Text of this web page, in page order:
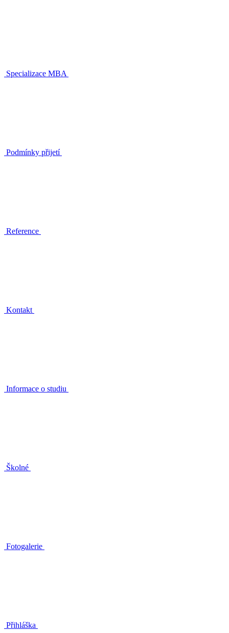
Specializace MBA
Podmínky přijetí
Reference
Kontakt
Informace o studiu
Školné
Fotogalerie
Přihláška